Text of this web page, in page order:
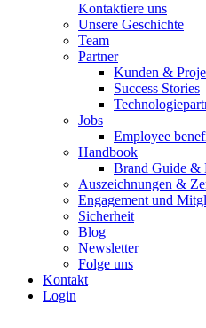
Kontaktiere uns
Unsere Geschichte
Team
Partner
Kunden &
Success Stories
Jobs
Employee
Handbook
Brand Guide &
Auszeichnungen &
Engagement und
Sicherheit
Blog
Newsletter
Folge uns
Kontakt
Login